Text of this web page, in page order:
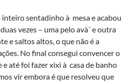
sentadinho à mesa e acabou
vezes – uma pelo avà´ e outra
e saltos altos, o que não é a
No final consegui convencer o
até foi fazer xixi à casa de banho
vir embora é que resolveu que